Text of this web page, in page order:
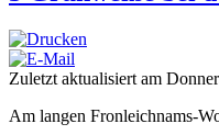
Zuletzt aktualisiert am
Am langen Fronleichnams-